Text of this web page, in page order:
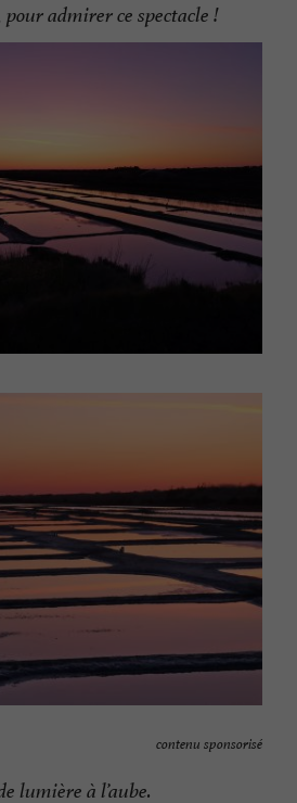
pour admirer ce spectacle !
contenu sponsorisé
lumière à l’aube.